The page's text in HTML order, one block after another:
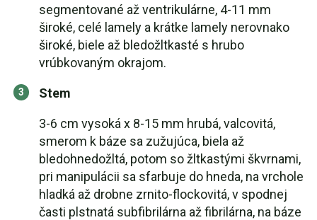
segmentované až ventrikulárne, 4-11 mm
široké, celé lamely a krátke lamely nerovnako
široké, biele až bledožltkasté s hrubo
vrúbkovaným okrajom.
Stem
3-6 cm vysoká x 8-15 mm hrubá, valcovitá,
smerom k báze sa zužujúca, biela až
bledohnedožltá, potom so žltkastými škvrnami,
pri manipulácii sa sfarbuje do hneda, na vrchole
hladká až drobne zrnito-flockovitá, v spodnej
časti plstnatá subfibrilárna až fibrilárna, na báze